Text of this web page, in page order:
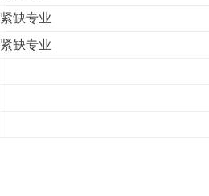
紧缺专业
紧缺专业